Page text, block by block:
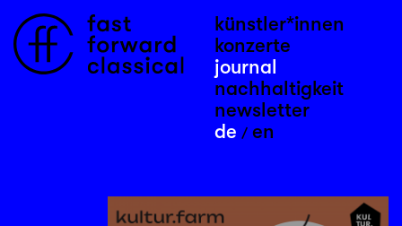
künstler*innen
konzerte
journal
nachhaltigkeit
newsletter
de / en